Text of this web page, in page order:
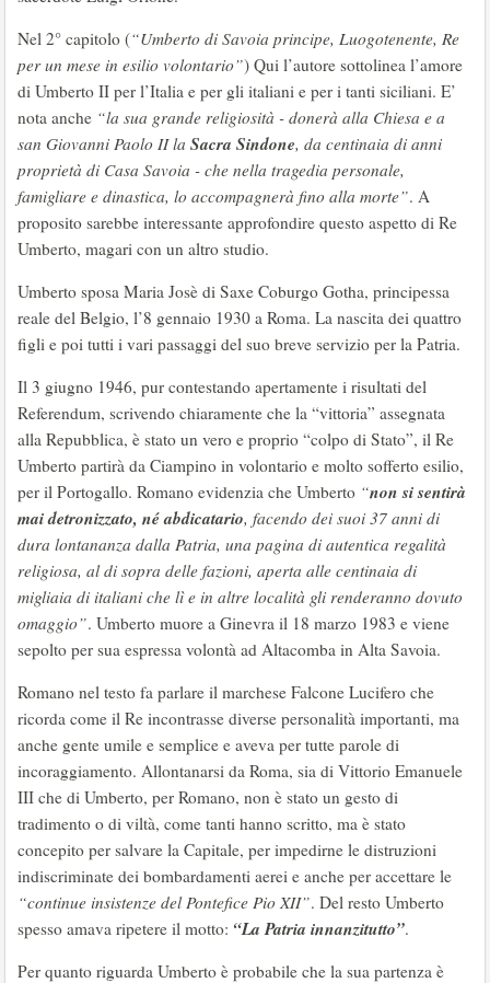
Nel 2° capitolo (“Umberto di Savoia principe, Luogotenente, Re
per un mese in esilio volontario”) Qui l’autore sottolinea l’amore
di Umberto II per l’Italia e per gli italiani e per i tanti siciliani. E’
nota anche “la sua grande religiosità - donerà alla Chiesa e a
san Giovanni Paolo II la Sacra Sindone, da centinaia di anni
proprietà di Casa Savoia - che nella tragedia personale,
famigliare e dinastica, lo accompagnerà fino alla morte”. A
proposito sarebbe interessante approfondire questo aspetto di Re
Umberto, magari con un altro studio.
Umberto sposa Maria Josè di Saxe Coburgo Gotha, principessa
reale del Belgio, l’8 gennaio 1930 a Roma. La nascita dei quattro
figli e poi tutti i vari passaggi del suo breve servizio per la Patria.
Il 3 giugno 1946, pur contestando apertamente i risultati del
Referendum, scrivendo chiaramente che la “vittoria” assegnata
alla Repubblica, è stato un vero e proprio “colpo di Stato”, il Re
Umberto partirà da Ciampino in volontario e molto sofferto esilio,
per il Portogallo. Romano evidenzia che Umberto “non si sentirà
mai detronizzato, né abdicatario, facendo dei suoi 37 anni di
dura lontananza dalla Patria, una pagina di autentica regalità
religiosa, al di sopra delle fazioni, aperta alle centinaia di
migliaia di italiani che lì e in altre località gli renderanno dovuto
omaggio”. Umberto muore a Ginevra il 18 marzo 1983 e viene
sepolto per sua espressa volontà ad Altacomba in Alta Savoia.
Romano nel testo fa parlare il marchese Falcone Lucifero che
ricorda come il Re incontrasse diverse personalità importanti, ma
anche gente umile e semplice e aveva per tutte parole di
incoraggiamento. Allontanarsi da Roma, sia di Vittorio Emanuele
III che di Umberto, per Romano, non è stato un gesto di
tradimento o di viltà, come tanti hanno scritto, ma è stato
concepito per salvare la Capitale, per impedirne le distruzioni
indiscriminate dei bombardamenti aerei e anche per accettare le
“continue insistenze del Pontefice Pio XII”. Del resto Umberto
spesso amava ripetere il motto: “La Patria innanzitutto”.
Per quanto riguarda Umberto è probabile che la sua partenza è